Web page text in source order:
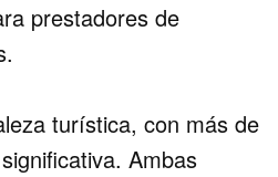
prestadores de
turística, con más de
Ambas